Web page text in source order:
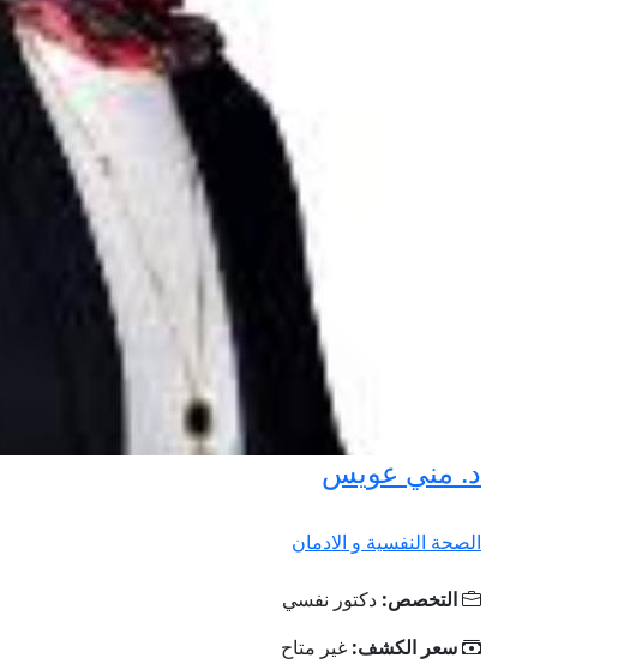
د. مني عويس
الصحة النفسية و الادمان
التخصص: دكتور نفسي
سعر الكشف: غير متاح